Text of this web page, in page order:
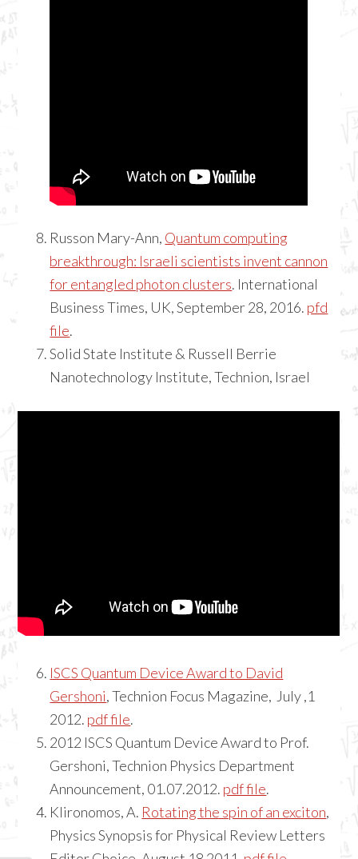
Russon Mary-Ann, Quantum computing
breakthrough: Israeli scientists invent cannon
for entangled photon clusters. International
Business Times, UK, September 28, 2016. pfd
file.
Solid State Institute & Russell Berrie
Nanotechnology Institute, Technion, Israel
ISCS Quantum Device Award to David
Gershoni, Technion Focus Magazine, July ,1
2012. pdf file.
2012 ISCS Quantum Device Award to Prof.
Gershoni, Technion Physics Department
Announcement, 01.07.2012. pdf file.
Klironomos, A. Rotating the spin of an exciton,
Physics Synopsis for Physical Review Letters